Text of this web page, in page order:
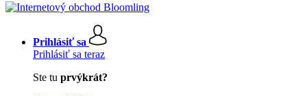
Prihlásiť sa
Prihlásiť sa teraz
Ste tu prvýkrát?